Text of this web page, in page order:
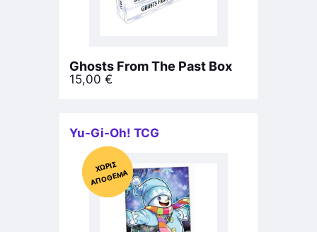
Ghosts From The Past Box
15,00 €
Yu-Gi-Oh! TCG
ΠΡΟΣΦΟΡΆ!
Χ
ΩΡΊΣ
Α
Π
Ό
ΘΕ
ΜΑ